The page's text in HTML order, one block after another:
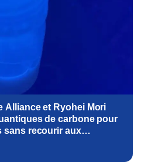
Alliance et Ryohei Mori
de carbone pour
sans recourir aux